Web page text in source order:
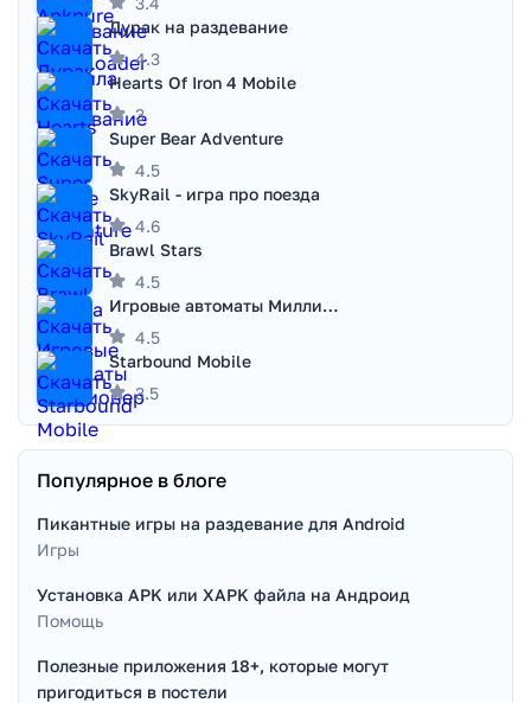
Дурак на раздевание
4.3
Hearts Of Iron 4 Mobile
3
Super Bear Adventure
4.5
SkyRail - игра про поезда
4.6
Brawl Stars
4.5
Игровые автоматы Миллионер
4.5
Starbound Mobile
3.5
Популярное в блоге
Пикантные игры на раздевание для Android
Игры
Установка APK или XAPK файла на Андроид
Помощь
Полезные приложения 18+, которые могут
пригодиться в постели